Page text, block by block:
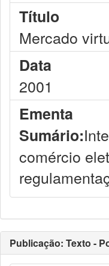
Título
Mercado
Data
2001
Ementa
Sumário:
comércio
Publicação: Texto -